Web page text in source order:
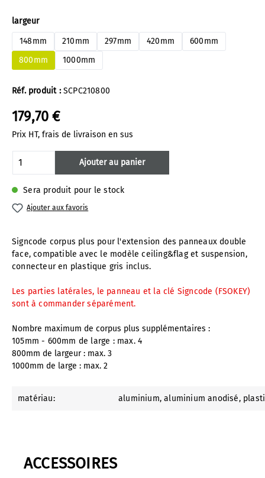
Réf. produit :SCPC210800
179,70 €
Prix HT, frais de livraison en sus
Sera produit pour le stock
Sélectionnez
largeur
148mm
210mm 297mm 420mm
600mm
800mm
1000mm
Quantité de produit : Entrez la quantité
Ajouter au panier
Ajouter aux favoris
Signcode corpus plus pour l'extension des panneaux double
face, compatible avec le modèle ceiling&flag et suspension,
connecteur en plastique gris inclus.
Les parties latérales, le panneau et la clé Signcode (FSOKEY)
sont à commander séparément.
Nombre maximum de corpus plus supplémentaires :
105mm - 600mm de large : max. 4
800mm de largeur : max. 3
1000mm de large : max. 2
matériau: aluminium, aluminium anodisé,
ACCESSOIRES